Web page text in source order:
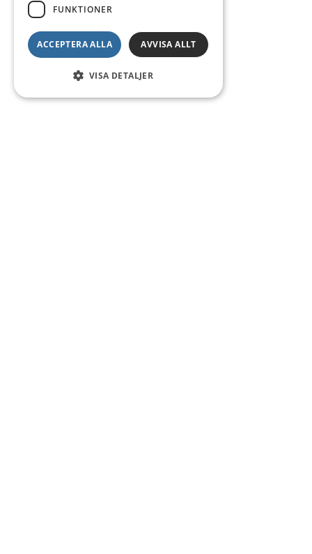
FUNKTIONER
ACCEPTERA ALLA AVVISA ALLT
VISA DETALJER